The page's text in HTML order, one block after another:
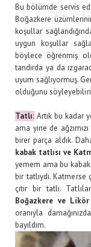
Bu bölümde servis
Boğazkere
koşullar
uygun koşullar
böylece öğrenmiş
tandırda ya da
uyum sağlıyormuş.
olduğunu
Tatlı: Artık bu kadar
ama yine de
birer parça aldık.
kabak tatlısı ve
yemem ama bu kabak
bir tatlıydı.
çıtır bir tatlı.
Boğazkere ve Likör
oranıyla
bayıldım.